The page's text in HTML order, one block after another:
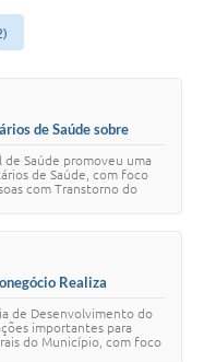
de Saúde sobre
Saúde promoveu uma
de Saúde, com foco
com Transtorno do
Realiza
de Desenvolvimento do
importantes para
do Município, com foco